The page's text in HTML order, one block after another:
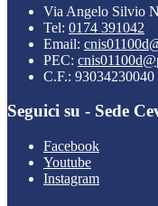
Via Angelo Silvio
Tel: 0174 391042
Email:
PEC:
C.F.: 93034230040
Seguici su - Sede
Facebook
Youtube
Instagram